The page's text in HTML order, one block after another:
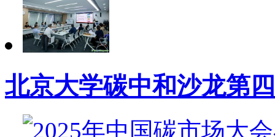
北京大学碳中和沙龙第